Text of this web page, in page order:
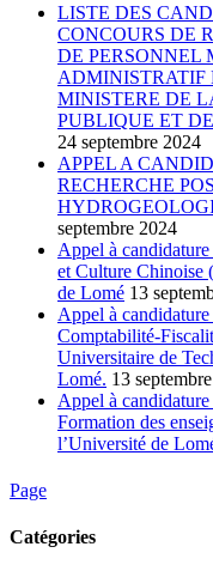
LISTE DES
CONCOURS DE
DE PERSONNEL
ADMINISTRATIF
MINISTERE DE
PUBLIQUE ET
24 septembre 2024
APPEL A
RECHERCHE
septembre 2024
Appel à
et Culture Chinoise
de Lomé 13
Appel à
Comptabilité-
Universitaire de
Lomé. 13
Appel à
Formation des
l’Université de
Page
Catégories